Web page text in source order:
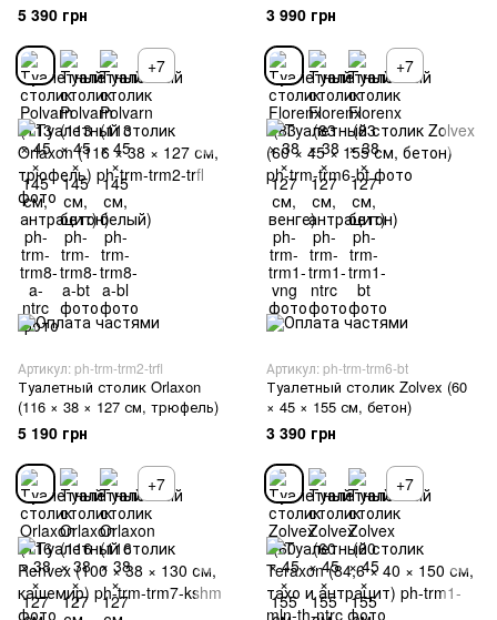
5 390 грн
+7
3 990 грн
+7
Артикул: ph-trm-trm2-trfl
Туалетный столик Orlaxon
(116 × 38 × 127 см, трюфель)
5 190 грн
+7
Артикул: ph-trm-trm6-bt
Туалетный столик Zolvex (60
× 45 × 155 см, бетон)
3 390 грн
+7